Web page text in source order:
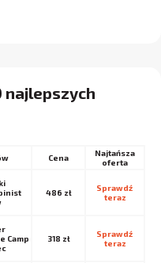
najlepszych
Cena
Najtańsza
oferta
486 zł
Sprawdź
teraz
Camp
318 zł
Sprawdź
teraz